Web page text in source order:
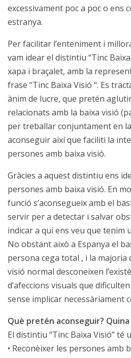
excessivament poc a poc o ens
estranya.
Per facilitar l’enteniment i
vam idear el distintiu “Tinc
xapa i braçalet, amb la
frase “Tinc Baixa Visió “. Es
ànim de lucre, que pretén
relacionats amb la baixa visió
per treballar conjuntament en
aconseguir així que faciliti la
persones amb baixa visió.
Gràcies a aquest distintiu ens
persones amb baixa visió. En
funció s’aconsegueix amb el
servir per a detectar i salvar
indicar a qui ens veu que tenim
No obstant això a Espanya el
persona cega total , i la majoria
visió normal desconeixen
d’afeccions visuals que
sense implicar necessàriament
Què pretén aconseguir?
El distintiu “Tinc Baixa Visió” té
• Reconèixer les persones amb